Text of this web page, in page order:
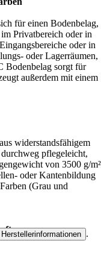
für einen Bodenbelag,
Privatbereich oder in
oder in
oder Lagerräumen,
Bodenbelag sorgt für
außerdem mit einem
widerstandsfähigem
pflegeleicht,
von 3500 g/m²
oder Kantenbildung
(Grau und
.